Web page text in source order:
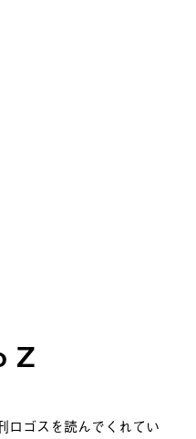
Z
ロゴスを読んでくれてい